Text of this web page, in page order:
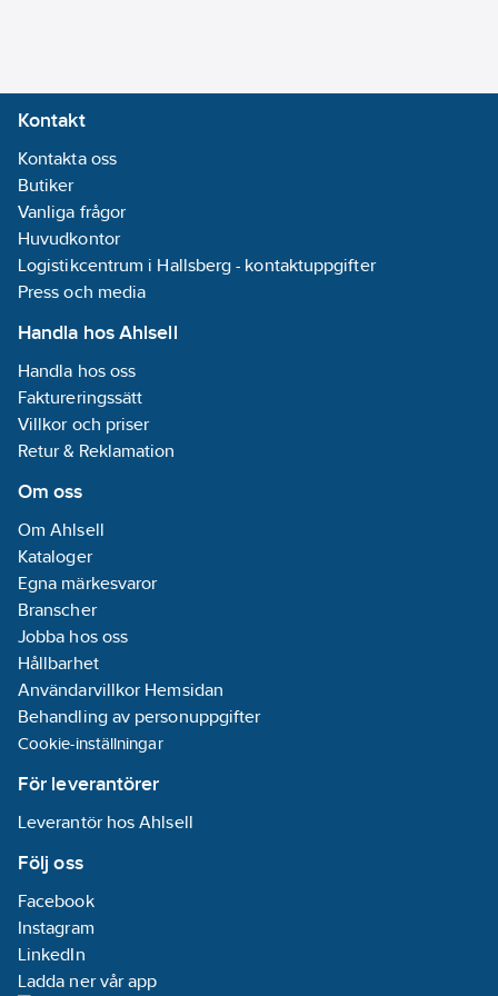
Kontakt
Kontakta oss
Butiker
Vanliga frågor
Huvudkontor
Logistikcentrum i Hallsberg - kontaktuppgifter
Press och media
Handla hos Ahlsell
Handla hos oss
Faktureringssätt
Villkor och priser
Retur & Reklamation
Om oss
Om Ahlsell
Kataloger
Egna märkesvaror
Branscher
Jobba hos oss
Hållbarhet
Användarvillkor Hemsidan
Behandling av personuppgifter
Cookie-inställningar
För leverantörer
Leverantör hos Ahlsell
Följ oss
Facebook
Instagram
LinkedIn
Ladda ner vår app